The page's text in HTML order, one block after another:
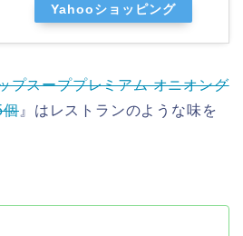
Yahooショッピング
プスーププレミアム オニオング
個 』はレストランのような味を